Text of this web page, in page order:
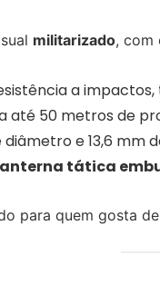
militarizado, com
a
até 50 metros de
diâmetro e 13,6 mm
tática
para quem gosta